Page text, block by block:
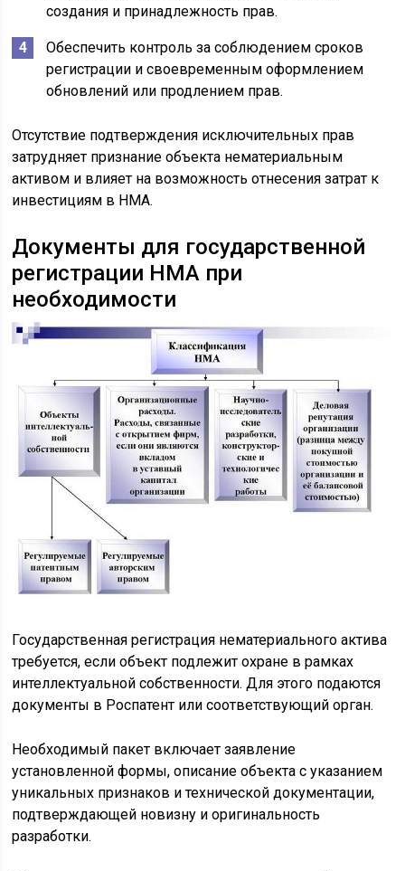
создания и принадлежность прав.
Обеспечить контроль за соблюдением сроков
регистрации и своевременным оформлением
обновлений или продлением прав.
Отсутствие подтверждения исключительных прав
затрудняет признание объекта нематериальным
активом и влияет на возможность отнесения затрат к
инвестициям в НМА.
Документы для государственной
регистрации НМА при
необходимости
Государственная регистрация нематериального актива
требуется, если объект подлежит охране в рамках
интеллектуальной собственности. Для этого подаются
документы в Роспатент или соответствующий орган.
Необходимый пакет включает заявление
установленной формы, описание объекта с указанием
уникальных признаков и технической документации,
подтверждающей новизну и оригинальность
разработки.